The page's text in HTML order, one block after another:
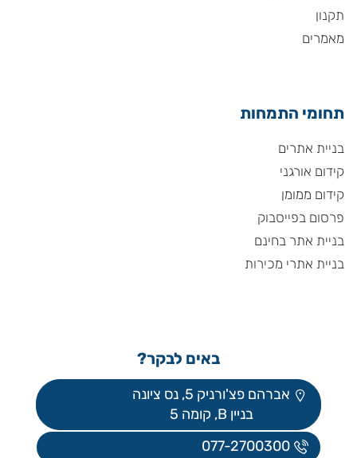
תקנון
מאמרים
תחומי התמחות
בניית אתרים
קידום אורגני
קידום ממומן
פרסום בפייסבוק
בניית אתר בחינם
בניית אתרי מכירות
באים לבקר?
אברהם פצ'ורניק 5, נס ציונה
בניין B, קומה 5
077-2700300